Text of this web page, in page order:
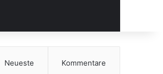
Neueste Kommentare